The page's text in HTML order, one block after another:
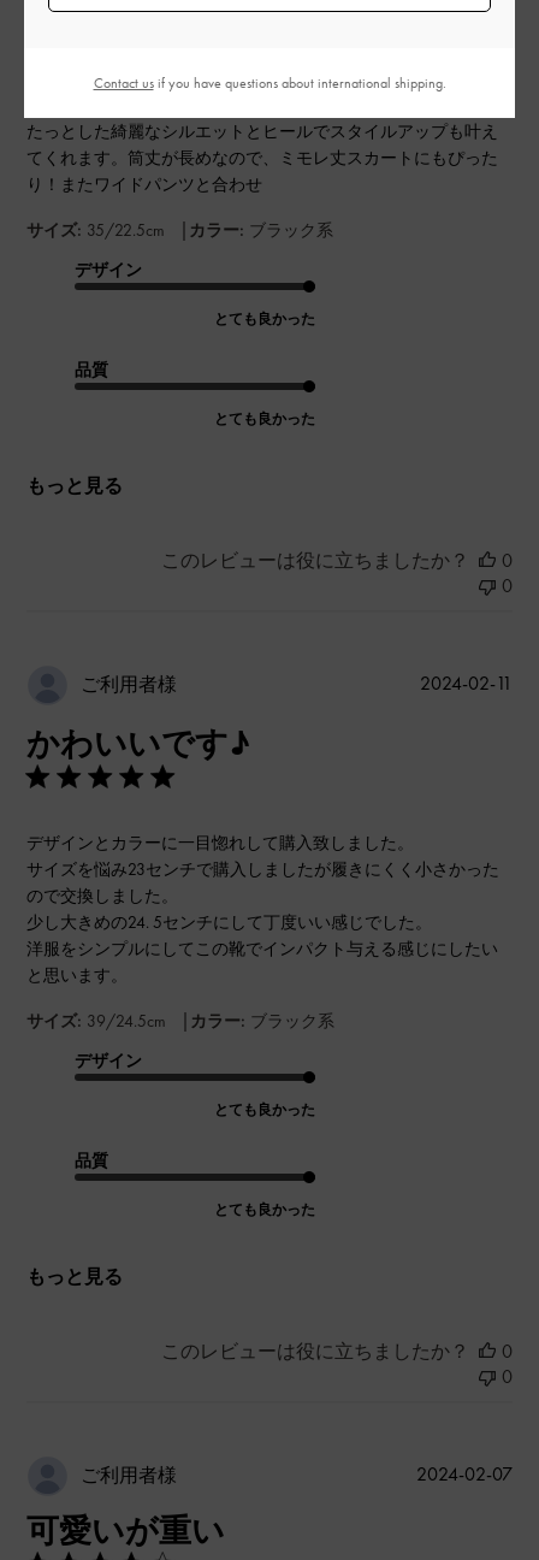
ズによっては35を着用しており、こちらは35が丁度良かったで
たっとした綺麗なシルエットとヒールでスタイルアップも叶え
てくれます。筒丈が長めなので、ミモレ丈スカートにもぴった
り！またワイドパンツと合わせ
サイズ: 35/22.5cm | カラー: ブラック系
デザイン
とても良かった
品質
とても良かった
もっと見る
このレビューは役に立ちましたか？
0
0
ご利用者様
かわいいです♪
デザインとカラーに一目惚れして購入致しました。
サイズを悩み23センチで購入しましたが履きにくく小さかった
ので交換しました。
少し大きめの24. 5センチにして丁度いい感じでした。
洋服をシンプルにしてこの靴でインパクト与える感じにしたい
と思います。
サイズ: 39/24.5cm | カラー: ブラック系
デザイン
とても良かった
品質
とても良かった
もっと見る
2024-02-11
このレビューは役に立ちましたか？
0
0
ご利用者様
可愛いが重い
公
2024-02-07
Contact usif you have questions about international shipping.